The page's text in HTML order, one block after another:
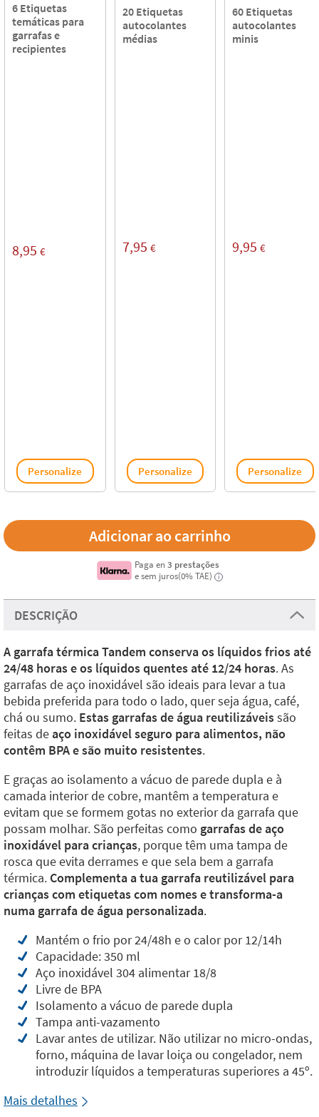
6 Etiquetas
temáticas para
garrafas e
recipientes
8,95 €
Personalize
20 Etiquetas
autocolantes
médias
7,95 €
Personalize
60 Etiquetas
autocolantes
minis
9,95 €
Personalize
Paga en3 prestações
e sem juros(0% TAE)
i
DESCRIÇÃO
A garrafa térmica Tandem conserva os líquidos frios até
24/48 horas e os líquidos quentes até 12/24 horas. As
garrafas de aço inoxidável são ideais para levar a tua
bebida preferida para todo o lado, quer seja água, café,
chá ou sumo. Estas garrafas de água reutilizáveissão
feitas deaço inoxidável seguro para alimentos, não
contêm BPA e são muito resistentes.
E graças ao isolamento a vácuo de parede dupla e à
camada interior de cobre, mantêm a temperatura e
evitam que se formem gotas no exterior da garrafa que
possam molhar. São perfeitas como garrafas de aço
inoxidável para crianças, porque têm uma tampa de
rosca que evita derrames e que sela bem a garrafa
térmica. Complementa a tua garrafa reutilizável para
crianças com etiquetas com nomes e transforma-a
numa garrafa de água personalizada.
Mantém o frio por 24/48h e o calor por 12/14h
Capacidade: 350 ml
Aço inoxidável 304 alimentar 18/8
Livre de BPA
Isolamento a vácuo de parede dupla
Tampa anti-vazamento
Lavar antes de utilizar. Não utilizar no micro-ondas,
forno, máquina de lavar loiça ou congelador, nem
introduzir líquidos a temperaturas superiores a 45º.
Mais detalhes